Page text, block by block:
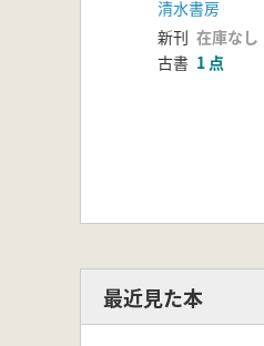
清水書房
新刊 在庫なし
古書 1 点
最近見た本